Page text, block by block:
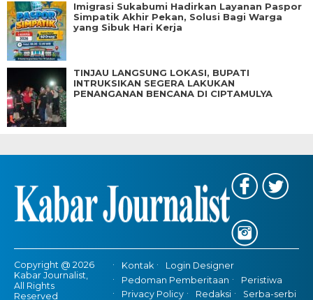
Imigrasi Sukabumi Hadirkan Layanan Paspor
Simpatik Akhir Pekan, Solusi Bagi Warga
yang Sibuk Hari Kerja
TINJAU LANGSUNG LOKASI, BUPATI
INTRUKSIKAN SEGERA LAKUKAN
PENANGANAN BENCANA DI CIPTAMULYA
Copyright @ 2026
Kabar Journalist,
All Rights
Reserved
Kontak
Login Designer
Pedoman Pemberitaan
Peristiwa
Privacy Policy
Redaksi
Serba-serbi